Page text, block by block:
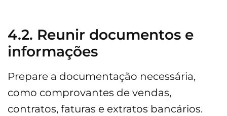
4.2. Reunir documentos e
informações
Prepare a documentação necessária,
como comprovantes de vendas,
contratos, faturas e extratos bancários.